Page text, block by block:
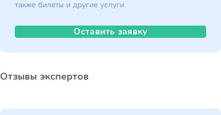
также билеты и другие услуги
Оставить заявку
Отзывы экспертов